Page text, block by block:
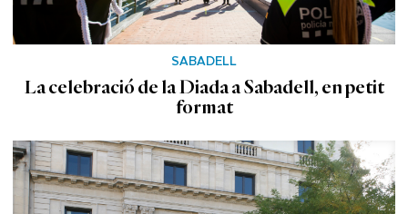
SABADELL
La celebració de la Diada a Sabadell, en petit
format